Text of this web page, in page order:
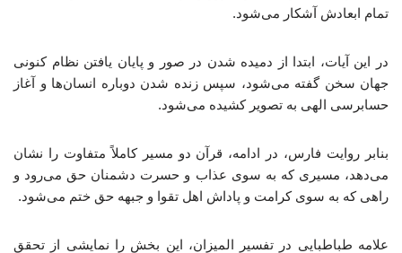
تمام ابعادش آشکار می‌شود.
در این آیات، ابتدا از دمیده شدن در صور و پایان یافتن نظام کنونی
جهان سخن گفته می‌شود، سپس زنده شدن دوباره انسان‌ها و آغاز
حسابرسی الهی به تصویر کشیده می‌شود.
بنابر روایت فارس، در ادامه، قرآن دو مسیر کاملاً متفاوت را نشان
می‌دهد، مسیری که به سوی عذاب و حسرت دشمنان حق می‌رود و
راهی که به سوی کرامت و پاداش اهل تقوا و جبهه حق ختم می‌شود.
علامه طباطبایی در تفسیر المیزان، این بخش را نمایشی از تحقق